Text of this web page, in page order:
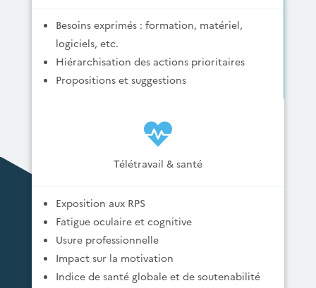
Besoins exprimés : formation, matériel,
logiciels, etc.
Hiérarchisation des actions prioritaires
Propositions et suggestions

Télétravail & santé
Exposition aux RPS
Fatigue oculaire et cognitive
Usure professionnelle
Impact sur la motivation
Indice de santé globale et de soutenabilité